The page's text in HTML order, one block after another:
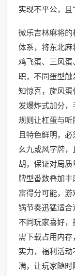
实现不平公，且
微乐吉林麻将的
体系，将东北
鸡飞蛋、三风
职，不同蛋型
知惊喜，旋风
发爆炸式加分
规则让杠蛋与
且特色鲜明，
幺九或风字牌
胡，保证对局
牌型番数叠加
富得分可能，
锅节奏迅猛适
不同玩家喜好
需下载占用内
实力，福利活
满，让玩家随时